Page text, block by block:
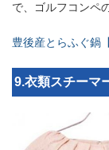
で、ゴルフコンペ
豊後産とらふぐ鍋
9.衣類スチーマ